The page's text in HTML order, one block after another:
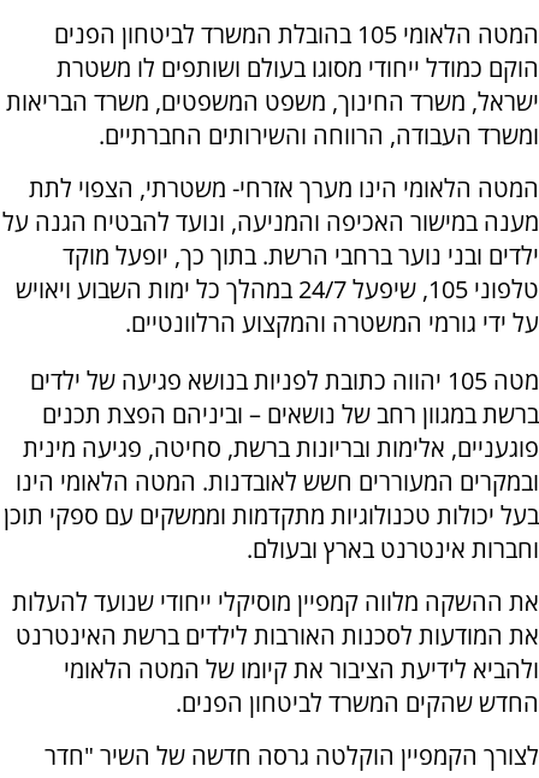
המטה הלאומי 105 בהובלת המשרד לביטחון הפנים
הוקם כמודל ייחודי מסוגו בעולם ושותפים לו משטרת
ישראל, משרד החינוך, משפט המשפטים, משרד הבריאות
ומשרד העבודה, הרווחה והשירותים החברתיים.
המטה הלאומי הינו מערך אזרחי- משטרתי, הצפוי לתת
מענה במישור האכיפה והמניעה, ונועד להבטיח הגנה על
ילדים ובני נוער ברחבי הרשת. בתוך כך, יופעל מוקד
טלפוני 105, שיפעל 24/7 במהלך כל ימות השבוע ויאויש
על ידי גורמי המשטרה והמקצוע הרלוונטיים.
מטה 105 יהווה כתובת לפניות בנושא פגיעה של ילדים
ברשת במגוון רחב של נושאים – וביניהם הפצת תכנים
פוגעניים, אלימות ובריונות ברשת, סחיטה, פגיעה מינית
ובמקרים המעוררים חשש לאובדנות. המטה הלאומי הינו
בעל יכולות טכנולוגיות מתקדמות וממשקים עם ספקי תוכן
וחברות אינטרנט בארץ ובעולם.
את ההשקה מלווה קמפיין מוסיקלי ייחודי שנועד להעלות
את המודעות לסכנות האורבות לילדים ברשת האינטרנט
ולהביא לידיעת הציבור את קיומו של המטה הלאומי
החדש שהקים המשרד לביטחון הפנים.
לצורך הקמפיין הוקלטה גרסה חדשה של השיר "חדר